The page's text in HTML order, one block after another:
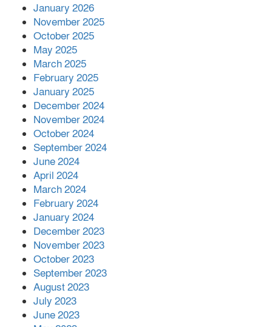
প্রশাসনের কর্তৃত্ব না থাকায় ধর্ষণ বেড়ে যাচ্ছে :
বনানীতে গাড়িচাপায় পোশাকশ্রমিক নিহত,
সড়ক অবরোধ
শহীদের রক্তের সঙ্গে বেইমানি হয় এমন কাজ
কেউ যেন না করি -জামায়াত আমির
January 2026
November 2025
October 2025
May 2025
March 2025
February 2025
January 2025
December 2024
November 2024
October 2024
September 2024
June 2024
April 2024
March 2024
February 2024
January 2024
December 2023
November 2023
October 2023
September 2023
August 2023
July 2023
June 2023